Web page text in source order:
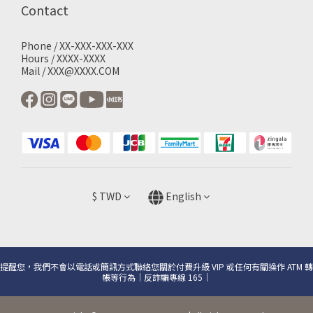
Contact
Phone / XX-XXX-XXX-XXX
Hours / XXXX-XXXX
Mail / XXX@XXXX.COM
$ TWD English
提醒您，我們不會以電話或簡訊方式聯絡您關於付費升級 VIP 或任何有關操作 ATM 轉
帳等行為｜反詐騙專線 165｜